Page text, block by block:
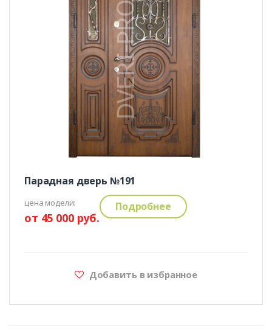
Парадная дверь №191
цена модели:
от 45 000 руб.
Подробнее
Добавить в избранное